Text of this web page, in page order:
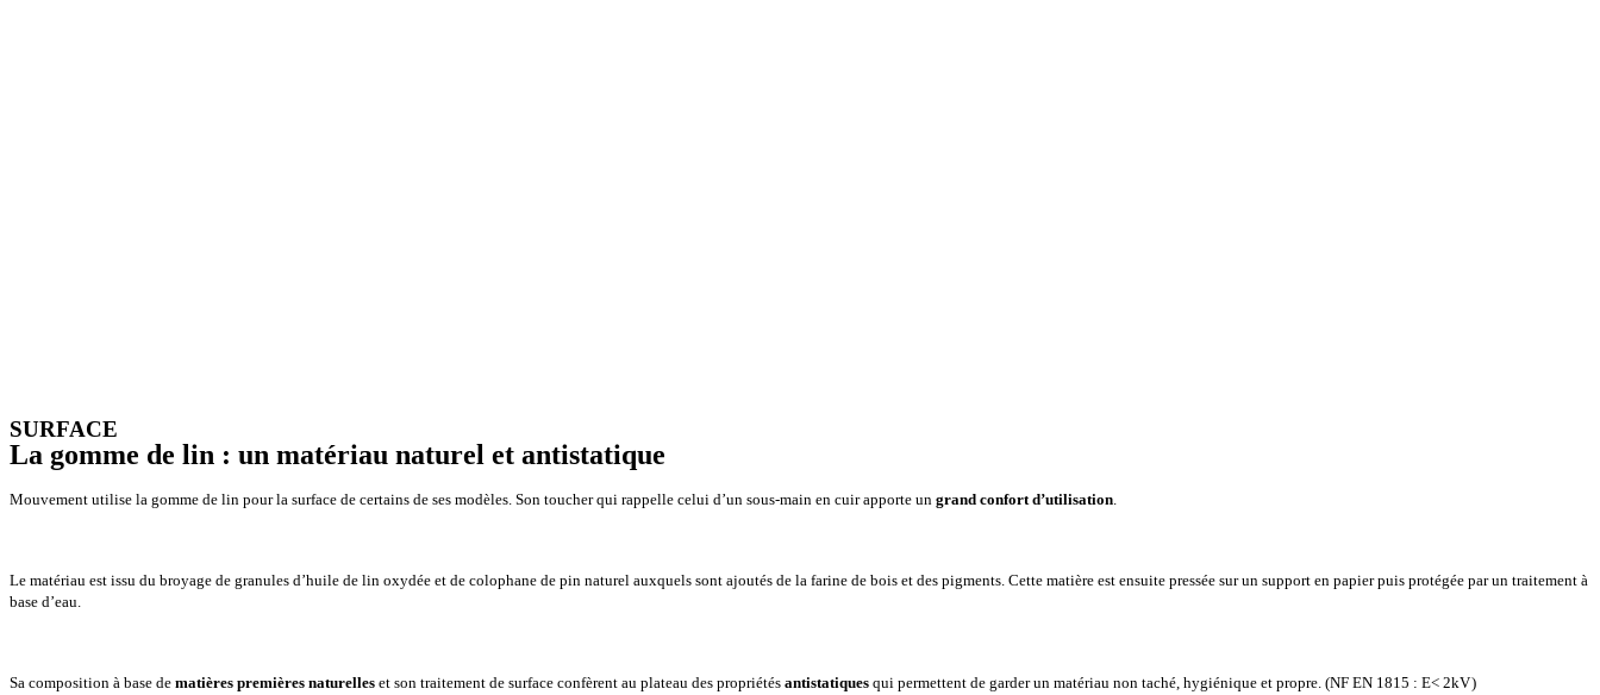
SURFACE
La gomme de lin : un matériau naturel et antistatique
Mouvement utilise la gomme de lin pour la surface de certains de ses modèles. Son toucher qui rappelle celui d’un sous-main en cuir apporte un grand confort d’utilisation.
Le matériau est issu du broyage de granules d’huile de lin oxydée et de colophane de pin naturel auxquels sont ajoutés de la farine de bois et des pigments. Cette matière est ensuite pressée sur un support en papier puis protégée par un traitement à
base d’eau.
Sa composition à base de matières premières naturelles et son traitement de surface confèrent au plateau des propriétés antistatiques qui permettent de garder un matériau non taché, hygiénique et propre. (NF EN 1815 : E< 2kV)